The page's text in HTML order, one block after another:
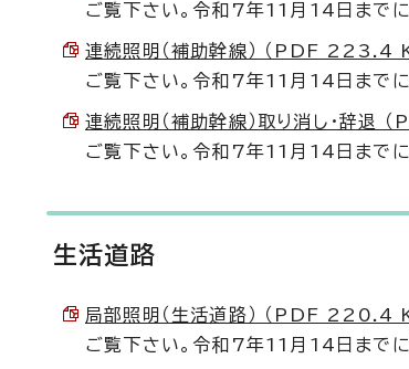
ご覧下さい。令和7年11月14日までに
連続照明（補助幹線） （PDF 223.4
ご覧下さい。令和7年11月14日まで
連続照明（補助幹線）取り消し・辞退
ご覧下さい。令和7年11月14日までに
生活道路
局部照明（生活道路） （PDF 220.4
ご覧下さい。令和7年11月14日まで